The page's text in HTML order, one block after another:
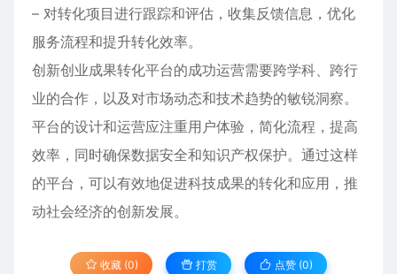
– 对转化项目进行跟踪和评估，收集反馈信息，优化
服务流程和提升转化效率。
创新创业成果转化平台的成功运营需要跨学科、跨行
业的合作，以及对市场动态和技术趋势的敏锐洞察。
平台的设计和运营应注重用户体验，简化流程，提高
效率，同时确保数据安全和知识产权保护。通过这样
的平台，可以有效地促进科技成果的转化和应用，推
动社会经济的创新发展。
收藏 (0) 打赏 点赞 (0)